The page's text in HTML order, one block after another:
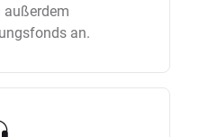
außerdem
an.